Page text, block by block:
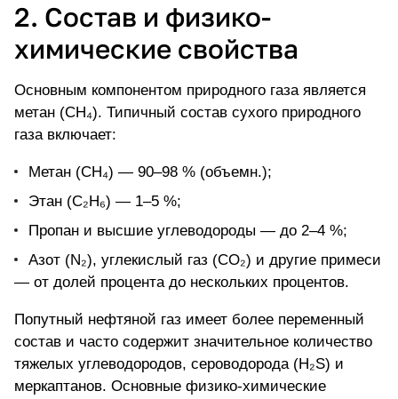
2. Состав и физико-
химические свойства
Основным компонентом природного газа является
метан (CH₄). Типичный состав сухого природного
газа включает:
Метан (CH₄) — 90–98 % (объемн.);
Этан (C₂H₆) — 1–5 %;
Пропан и высшие углеводороды — до 2–4 %;
Азот (N₂), углекислый газ (CO₂) и другие примеси
— от долей процента до нескольких процентов.
Попутный нефтяной газ имеет более переменный
состав и часто содержит значительное количество
тяжелых углеводородов, сероводорода(H₂S) и
меркаптанов. Основные физико-химические